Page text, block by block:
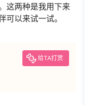
这两种是我用下来
可以来试一试。
给TA打赏